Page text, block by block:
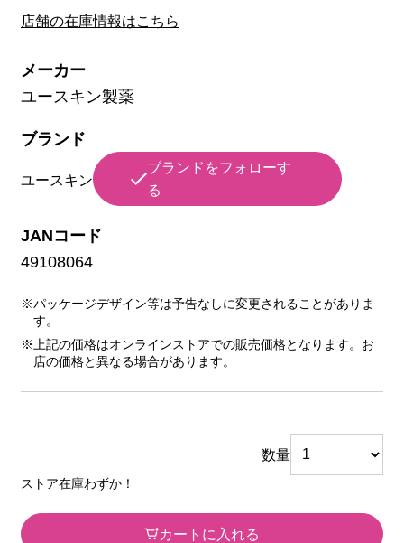
店舗の在庫情報はこちら
メーカー
ユースキン製薬
ブランド
ユースキン
ブランドをフォローす
る
JANコード
49108064
※パッケージデザイン等は予告なしに変更されることがありま
す。
※上記の価格はオンラインストアでの販売価格となります。お
店の価格と異なる場合があります。
数量
ストア在庫わずか！
カートに入れる